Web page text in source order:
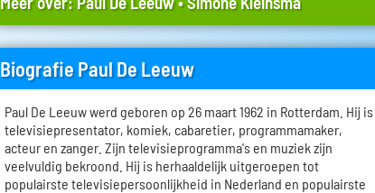
Biografie Paul De Leeuw
Paul De Leeuw werd geboren op 26 maart 1962 in Rotterdam. Hij is
televisiepresentator, komiek, cabaretier, programmamaker,
acteur en zanger. Zijn televisieprogramma's en muziek zijn
veelvuldig bekroond. Hij is herhaaldelijk uitgeroepen tot
populairste televisiepersoonlijkheid in Nederland en populairste